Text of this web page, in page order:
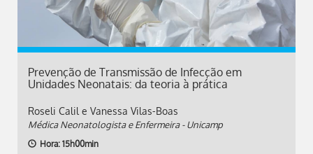
Prevenção de Transmissão de Infecção em
Unidades Neonatais: da teoria à prática
Roseli Calil e Vanessa Vilas-Boas
Médica Neonatologista e Enfermeira - Unicamp
Hora: 15h00min